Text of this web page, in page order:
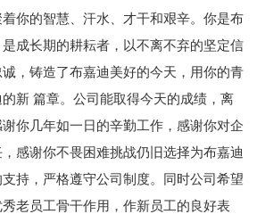
你的智慧、汗水、才干和艰辛。你是布
成长期的耕耘者，以不离不弃的坚定信
，铸造了布嘉迪美好的今天，用你的青
新 篇章。公司能取得今天的成绩，离
你几年如一日的辛勤工作，感谢你对企
感谢你不畏困难挑战仍旧选择为布嘉迪
持，严格遵守公司制度。同时公司希望
老员工骨干作用，作新员工的良好表